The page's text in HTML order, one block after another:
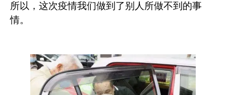
所以，这次疫情我们做到了别人所做不到的事
情。